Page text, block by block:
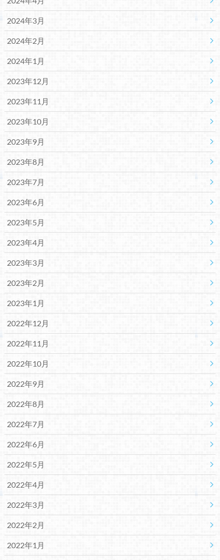
2024年3月
2024年2月
2024年1月
2023年12月
2023年11月
2023年10月
2023年9月
2023年8月
2023年7月
2023年6月
2023年5月
2023年4月
2023年3月
2023年2月
2023年1月
2022年12月
2022年11月
2022年10月
2022年9月
2022年8月
2022年7月
2022年6月
2022年5月
2022年4月
2022年3月
2022年2月
2022年1月